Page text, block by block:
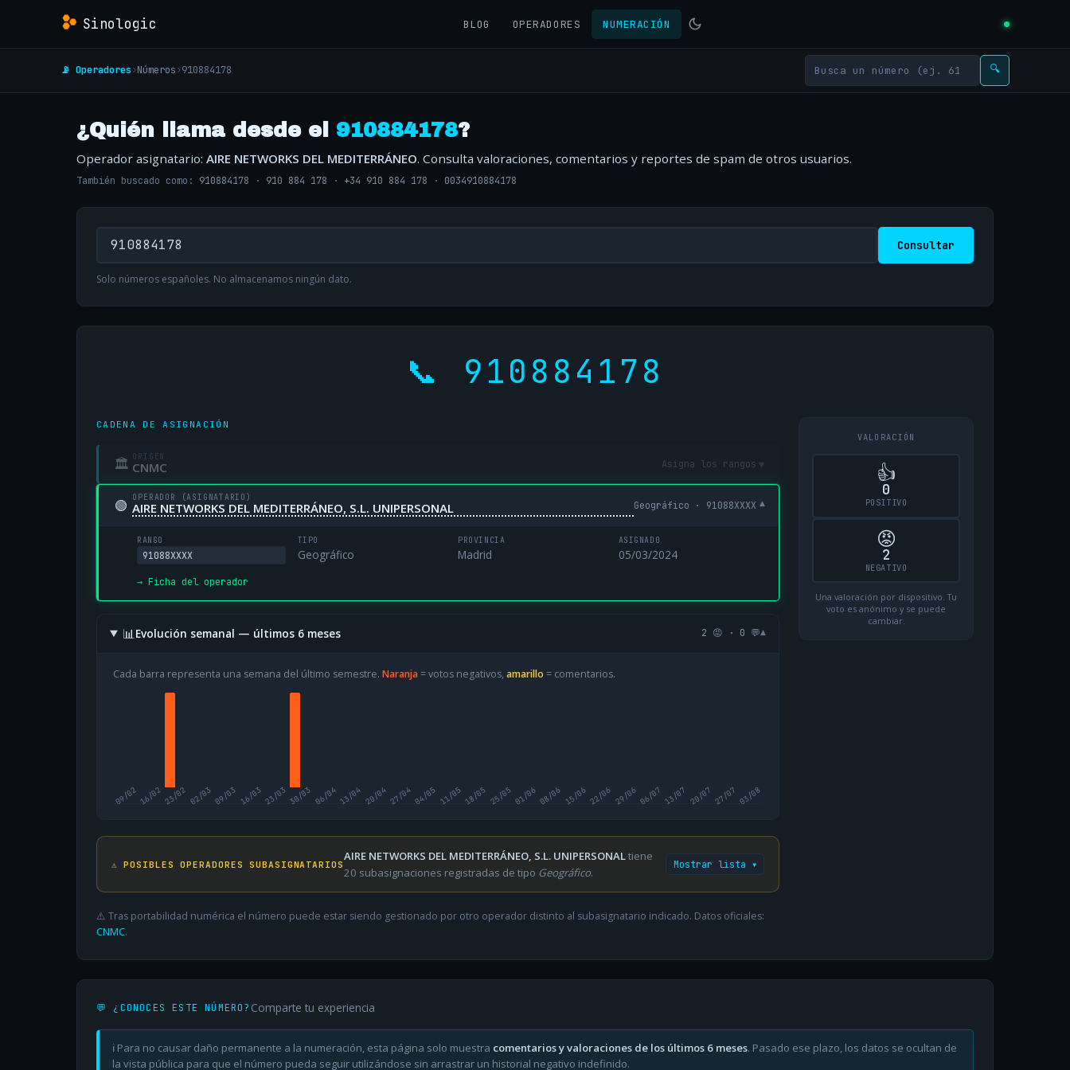
Sinologic BLOG OPERADORES NUMERACIÓN
📡 Operadores›Números›910884178 🔍
¿Quién llama desde el 910884178?
Operador asignatario: AIRE NETWORKS DEL MEDITERRÁNEO. Consulta valoraciones, comentarios y reportes de spam de otros usuarios.
También buscado como: 910884178 · 910 884 178 · +34 910 884 178 · 0034910884178
Consultar
Solo números españoles. No almacenamos ningún dato.
📞 910884178
CADENA DE ASIGNACIÓN
🏛 ORIGEN
CNMC Asigna los rangos ▾
🟢 OPERADOR (ASIGNATARIO)
AIRE NETWORKS DEL MEDITERRÁNEO, S.L. UNIPERSONAL Geográfico · 91088XXXX ▾
RANGO
91088XXXX
TIPO
Geográfico
PROVINCIA
Madrid
ASIGNADO
05/03/2024
→ Ficha del operador
📊Evolución semanal — últimos 6 meses 2 😡 · 0 💬▾
Cada barra representa una semana del último semestre. Naranja= votos negativos, amarillo = comentarios.
09/0216/0223/02 02/03 09/03 16/03 23/03 30/03 06/0413/04 20/0427/0404/05 11/0518/05 25/0501/0608/06 15/0622/06 29/0606/07 13/07 20/07 27/07 03/08
⚠️ POSIBLES OPERADORES SUBASIGNATARIOS
AIRE NETWORKS DEL MEDITERRÁNEO, S.L. UNIPERSONALtiene
20 subasignaciones registradas de tipo Geográfico.
Mostrar lista ▾
⚠️ Tras portabilidad numérica el número puede estar siendo gestionado por otro operador distinto al subasignatario indicado. Datos oficiales:
CNMC.
VALORACIÓN
👍
0
POSITIVO
😡
2
NEGATIVO
Una valoración por dispositivo. Tu
voto es anónimo y se puede
cambiar.
💬 ¿CONOCES ESTE NÚMERO? Comparte tu experiencia
ℹ️ Para no causar daño permanente a la numeración, esta página solo muestra comentarios y valoraciones de los últimos 6 meses. Pasado ese plazo, los datos se ocultan de
la vista pública para que el número pueda seguir utilizándose sin arrastrar un historial negativo indefinido.